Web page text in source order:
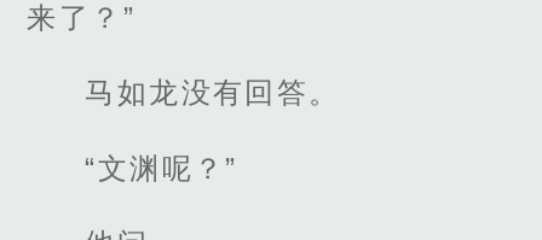
来了？”
马如龙没有回答。
“文渊呢？”